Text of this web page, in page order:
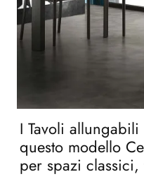
I Tavoli
questo modello
per spazi